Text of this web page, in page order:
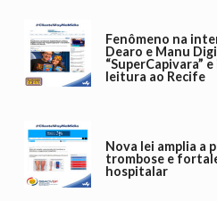
Fenômeno na
Dearo e Manu
“SuperCapivara”
leitura ao Recife
Nova lei amplia a
trombose e
hospitalar